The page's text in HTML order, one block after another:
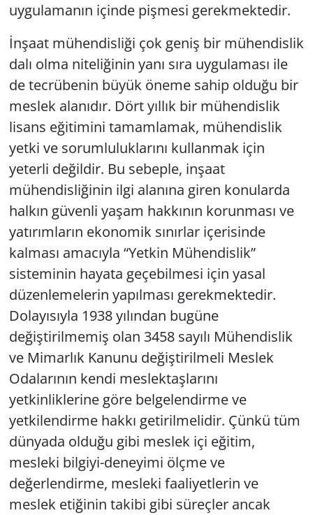
uygulamanın içinde pişmesi gerekmektedir.
İnşaat mühendisliği çok geniş bir mühendislik
dalı olma niteliğinin yanı sıra uygulaması ile
de tecrübenin büyük öneme sahip olduğu bir
meslek alanıdır. Dört yıllık bir mühendislik
lisans eğitimini tamamlamak, mühendislik
yetki ve sorumluluklarını kullanmak için
yeterli değildir. Bu sebeple, inşaat
mühendisliğinin ilgi alanına giren konularda
halkın güvenli yaşam hakkının korunması ve
yatırımların ekonomik sınırlar içerisinde
kalması amacıyla “Yetkin Mühendislik”
sisteminin hayata geçebilmesi için yasal
düzenlemelerin yapılması gerekmektedir.
Dolayısıyla 1938 yılından bugüne
değiştirilmemiş olan 3458 sayılı Mühendislik
ve Mimarlık Kanunu değiştirilmeli Meslek
Odalarının kendi meslektaşlarını
yetkinliklerine göre belgelendirme ve
yetkilendirme hakkı getirilmelidir. Çünkü tüm
dünyada olduğu gibi meslek içi eğitim,
mesleki bilgiyi-deneyimi ölçme ve
değerlendirme, mesleki faaliyetlerin ve
meslek etiğinin takibi gibi süreçler ancak